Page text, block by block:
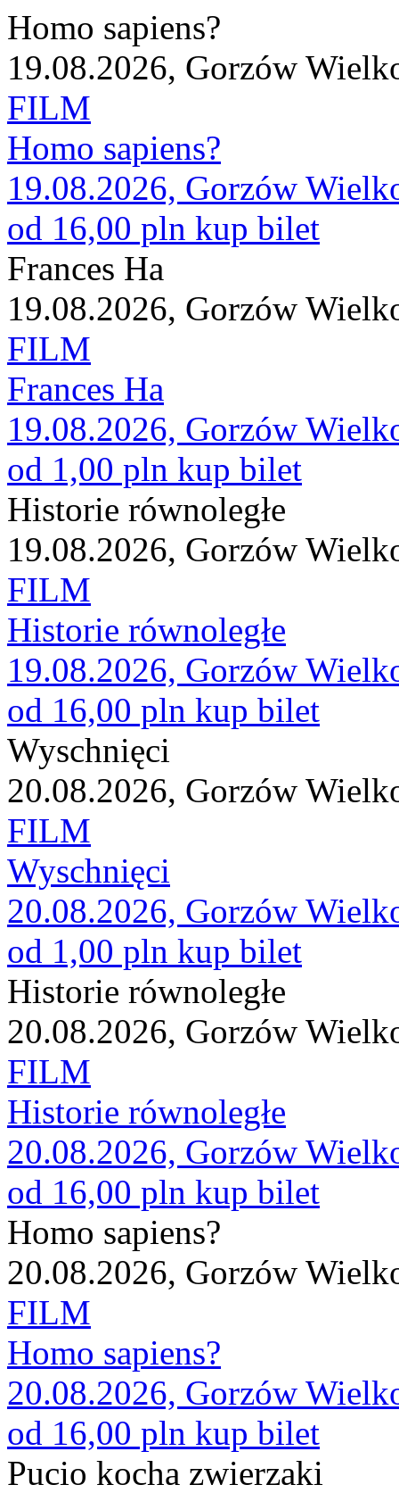
Homo sapiens?
19.08.2026, Gorzów
FILM
Homo sapiens?
19.08.2026, Gorzów
od 16,00 pln kup bilet
Frances Ha
19.08.2026, Gorzów
FILM
Frances Ha
19.08.2026, Gorzów
od 1,00 pln kup bilet
Historie równoległe
19.08.2026, Gorzów
FILM
Historie równoległe
19.08.2026, Gorzów
od 16,00 pln kup bilet
Wyschnięci
20.08.2026, Gorzów
FILM
Wyschnięci
20.08.2026, Gorzów
od 1,00 pln kup bilet
Historie równoległe
20.08.2026, Gorzów
FILM
Historie równoległe
20.08.2026, Gorzów
od 16,00 pln kup bilet
Homo sapiens?
20.08.2026, Gorzów
FILM
Homo sapiens?
20.08.2026, Gorzów
od 16,00 pln kup bilet
Pucio kocha zwierzaki